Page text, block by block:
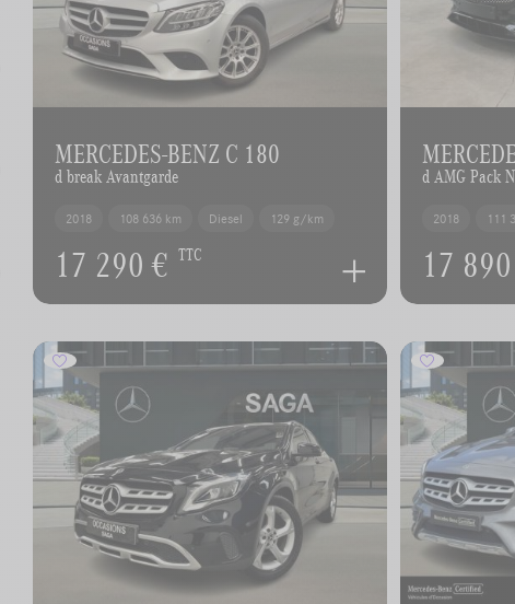
MERCEDES-BENZ C 180
d break Avantgarde
2018 108 636 km Diesel 129 g/km
17 290 € TTC
d AMG Pack
2018 111
17